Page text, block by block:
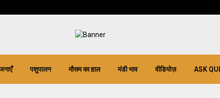
पशुपालन मौसम का हाल मंडी भाव वीडियोज़ ASK